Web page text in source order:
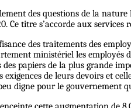
des questions de la
Ce titre s’accorde aux
des traitements des
ministériel les
papiers de la plus grande
de leurs devoirs et
digne pour le gouvernement